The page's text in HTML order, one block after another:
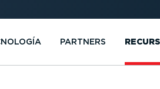
PARTNERS